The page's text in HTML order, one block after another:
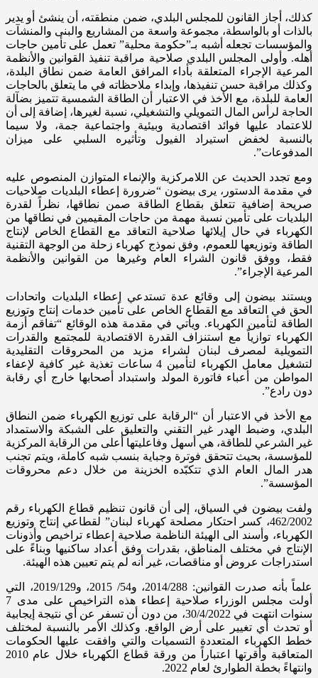
كذلك، أجاز القانون للمجلس البلدي، ضمن منطقته، أن ينشئ أو يدير
بالذات أو بالواسطة، مجموعة واسعة من المشاريع والبنى والمنشآت
والمؤسسات تجعله أشبه بـ”حكومة محلية” تعمل على تأمين حاجات
أهله. وأولى المجلس البلدي صلاحية مراقبة تنفيذ القوانين والأنظمة
المرعية الإجراء المتعلقة بأداء المرافق العامة ضمن نطاق البلدة،
وكذلك مراقبة حسن تنفيذها، وإبداء ملاحظاته في ما يتعلق بالحاجات
العامة للبلدة، مع الأخذ في الاعتبار أن الطاقة الشمسية تتميز بضآلة
الحاجة لرأس المال التمويلي والتشغيلي، نسبة لغيرها، إضافة إلى أن
للاعتماد عليها فوائد اقتصادية وبيئية واجتماعية جمة، ولا سيما
بالنسبة لخفض استيراد الفيول وتأثيره السلبي على ميزان
المدفوعات”.
ومع تجدد الحديث عن اللامركزية والإنماء المتوازن المنصوص عليه
في مقدمة الدستور، يرى بيضون “ضرورة إعطاء البلديات صلاحيات
صريحة إضافية تتعلق بقطاع الطاقة صمن نطاقها، نظراً لقدرة
البلديات على تأمين نسبة مهمة من حاجات المقيمين في نطاقها من
الكهرباء في حال إيلائها صلاحية التعاقد مع القطاع الخاص لإنتاج
الطاقة وتوزيعها للعموم، وفق نموذج كهرباء زحلة من الوجهة التقنية
فقط، ووفق قانون الشراء العام وغيرها من القوانين والأنظمة
المرعية الإجراء”.
ويستند بيضون إلى وقائع عدة تستدعي إعطاء البلديات واتحادات
الحق في التعاقد مع القطاع الخاص على تأمين خدمات إنتاج وتوزيع
الطاقة لتأمين الكهرباء. ويأتي في مقدمة هذه الوقائع “تفاقم أزمة
الكهرباء توازياً مع استنزاف القدرة الاقتصادية للمجتمع والقدرات
التمويلية لمصرف لبنان لشراء مزيد من المحروقات التقليدية
لتشغيل معامل الكهرباء لتأمين 4 ساعات تغذية غير كافية لإعفاء
المواطن من أعباء فاتورة المولد واستبداد أصحابها خارج أي رقابة
دون رادع”.
مع الأخذ في الاعتبار أن “الرقابة على توزيع الكهرباء ضمن النطاق
البلدي، وضبط الهدر غير التقني والتعليق على الشبكة والاستمداد
غير الشرعي للطاقة، هي أسهل وفاعليتها أعلى من الرقابة المركزية
للمؤسسة، بحيث تتحقق فوترة وجباية بنسب شبه كاملة، ويتم تجنب
هدر المال العام الذي تتكبّده الخزينة من خلال دعم محروقات
المؤسسة”.
ولفت بيضون في السياق، إلى أن قانون تنظيم قطاع الكهرباء رقم
462/2002، كسر احتكار مصلحة كهرباء لبنان” لقطاعي إنتاج وتوزيع
الكهرباء، وأسند الى الهيئة الناظمة صلاحية إعطاء تراخيص وأذونات
الإنتاج في مختلف المناطق، بقدرات وفق أعداد ساكنيها وبناءً على
استدراجات عروض أو مناقصات، غير أنه لم يتم تعيين هذه الهيئة.
علماً بأنه صدرت القوانين: 2014/288، و54/ 2015، و2019/129، التي
أولت مجلس الوزراء صلاحية إعطاء هذه التراخيص على مدى 7
سنوات انتهت في 30/4/2022، من دون أن تسفر عن أي نتيجة إيجابية
أو تحدث أي تغيير على أرض الواقع. وكذلك الأمر بالنسبة لمختلف
خطط الكهرباء المتعددة التسميات والتي وافقت عليها الحكومات
المتعاقبة وأقرتها اعتباراً من ورقة قطاع الكهرباء خلال عام 2010
وانتهاءً بخطة الطوارئ لعام 2022.